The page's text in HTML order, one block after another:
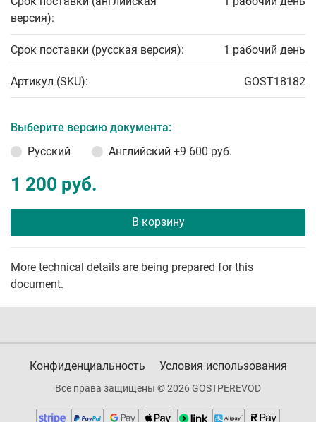
версия):
Срок поставки (русская версия): 1 рабочий день
Артикул (SKU): GOST18182
Выберите версию документа:
Русский
Английский +9 600 руб.
1 200 руб.
В корзину
More technical details are being prepared for this
document.
Конфиденциальность Условия использования
Все права защищены © 2026 GOSTPEREVOD